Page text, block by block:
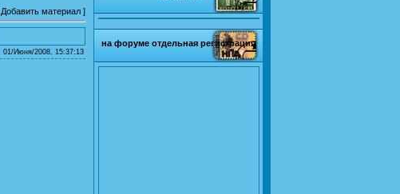
Добавить материал ]
01/Июня/2008, 15:37:13
на форуме отдельная регистрация